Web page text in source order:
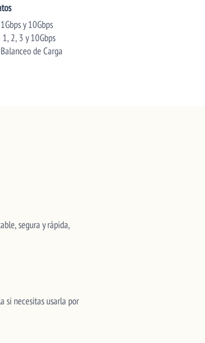
y 10Gbps
2, 3 y 10Gbps
de Carga
segura y rápida,
si necesitas usarla por